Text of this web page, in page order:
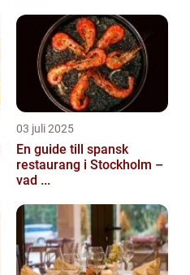
03 juli 2025
En guide till spansk
restaurang i Stockholm –
vad ...